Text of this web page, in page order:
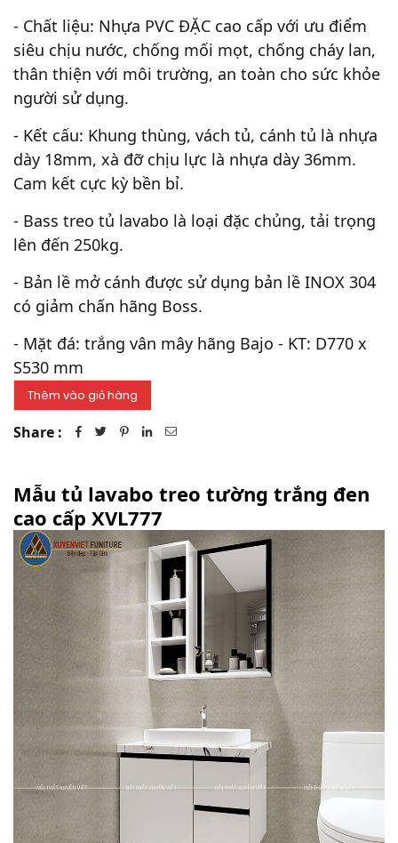
- Chất liệu: Nhựa PVC ĐẶC cao cấp với ưu điểm
siêu chịu nước, chống mối mọt, chống cháy lan,
thân thiện với môi trường, an toàn cho sức khỏe
người sử dụng.
- Kết cấu: Khung thùng, vách tủ, cánh tủ là nhựa
dày 18mm, xà đỡ chịu lực là nhựa dày 36mm.
Cam kết cực kỳ bền bỉ.
- Bass treo tủ lavabo là loại đặc chủng, tải trọng
lên đến 250kg.
- Bản lề mở cánh được sử dụng bản lề INOX 304
có giảm chấn hãng Boss.
- Mặt đá: trắng vân mây hãng Bajo - KT: D770 x
S530 mm
Share :
Mẫu tủ lavabo treo tường trắng đen
cao cấp XVL777